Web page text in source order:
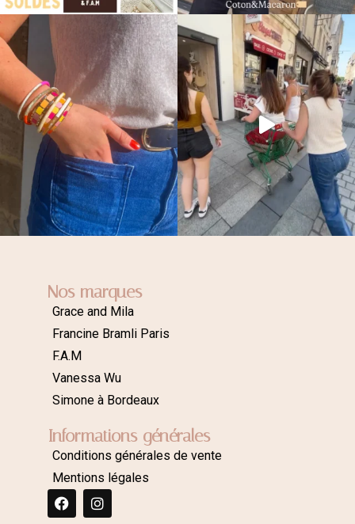
Nos marques
Grace and Mila
Francine Bramli Paris
F.A.M
Vanessa Wu
Simone à Bordeaux
Informations générales
Conditions générales de vente
Mentions légales